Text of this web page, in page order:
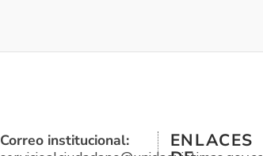
Correo institucional:
ENLACES